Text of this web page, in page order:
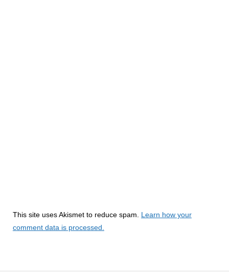
This site uses Akismet to reduce spam. Learn how your
comment data is processed.